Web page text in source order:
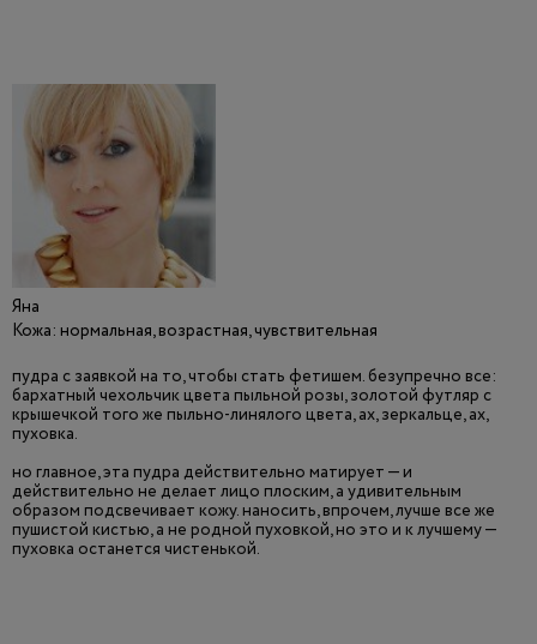
Яна
Кожа: нормальная, возрастная, чувствительная
пудра с заявкой на то, чтобы стать фетишем. безупречно все:
бархатный чехольчик цвета пыльной розы, золотой футляр с
крышечкой того же пыльно-линялого цвета, ах, зеркальце, ах,
пуховка.
но главное, эта пудра действительно матирует — и
действительно не делает лицо плоским, а удивительным
образом подсвечивает кожу. наносить, впрочем, лучше все же
пушистой кистью, а не родной пуховкой, но это и к лучшему —
пуховка останется чистенькой.